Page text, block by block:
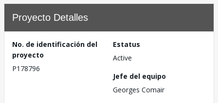
Proyecto Detalles
No. de identificación del
proyecto
P178796
Estatus
Active
Jefe del equipo
Georges Comair